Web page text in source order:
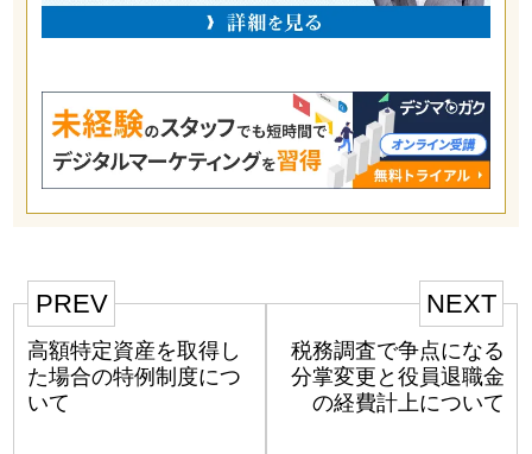
PREV
高額特定資産を取得し
た場合の特例制度につ
いて
NEXT
税務調査で争点になる
分掌変更と役員退職金
の経費計上について